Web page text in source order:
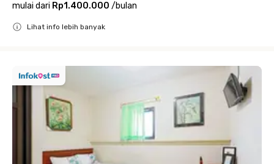
mulai dari Rp1.400.000 /bulan
Lihat info lebih banyak